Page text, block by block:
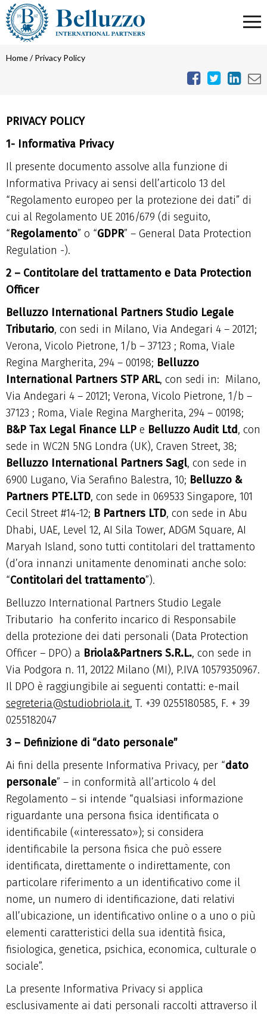
Home/Privacy Policy
PRIVACY POLICY
1- Informativa Privacy
Il presente documento assolve alla funzione di
Informativa Privacy ai sensi dell’articolo 13 del
“Regolamento europeo per la protezione dei dati” di
cui al Regolamento UE 2016/679 (di seguito,
“Regolamento” o “GDPR” – General Data Protection
Regulation -).
2 – Contitolare del trattamento e Data Protection
Officer
Belluzzo International Partners Studio Legale
Tributario, con sedi in Milano, Via Andegari 4 – 20121;
Verona, Vicolo Pietrone, 1/b – 37123 ; Roma, Viale
Regina Margherita, 294 – 00198; Belluzzo
International Partners STP ARL, con sedi in: Milano,
Via Andegari 4 – 20121; Verona, Vicolo Pietrone, 1/b –
37123 ; Roma, Viale Regina Margherita, 294 – 00198;
B&P Tax Legal Finance LLP e Belluzzo Audit Ltd, con
sede in WC2N 5NG Londra (UK), Craven Street, 38;
Belluzzo International Partners Sagl, con sede in
6900 Lugano, Via Serafino Balestra, 10; Belluzzo &
Partners PTE.LTD, con sede in 069533 Singapore, 101
Cecil Street #14-12; B Partners LTD, con sede in Abu
Dhabi, UAE, Level 12, AI Sila Tower, ADGM Square, AI
Maryah Island, sono tutti contitolari del trattamento
(d’ora innanzi unitamente denominati anche solo:
“Contitolari del trattamento”).
Belluzzo International Partners Studio Legale
Tributario ha conferito incarico di Responsabile
della protezione dei dati personali (Data Protection
Officer – DPO) a Briola&Partners S.R.L., con sede in
Via Podgora n. 11, 20122 Milano (MI), P.IVA 10579350967.
Il DPO è raggiungibile ai seguenti contatti: e-mail
segreteria@studiobriola.it, T. +39 0255180585, F. + 39
0255182047
3 – Definizione di “dato personale”
Ai fini della presente Informativa Privacy, per “dato
personale” – in conformità all’articolo 4 del
Regolamento – si intende “qualsiasi informazione
riguardante una persona fisica identificata o
identificabile («interessato»); si considera
identificabile la persona fisica che può essere
identificata, direttamente o indirettamente, con
particolare riferimento a un identificativo come il
nome, un numero di identificazione, dati relativi
all’ubicazione, un identificativo online o a uno o più
elementi caratteristici della sua identità fisica,
fisiologica, genetica, psichica, economica, culturale o
sociale”.
La presente Informativa Privacy si applica
esclusivamente ai dati personali raccolti attraverso il